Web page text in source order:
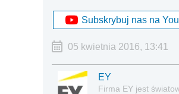
Subskrybuj nas na
05 kwietnia 2016, 13:41
EY
Firma EY jest